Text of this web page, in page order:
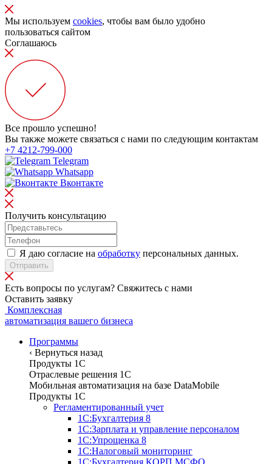
Мы используем cookies, чтобы вам было удобно
пользоваться сайтом
Соглашаюсь
Все прошло успешно!
Вы также можете связаться с нами по следующим контактам
+7 4212-799-000
Telegram
Whatsapp
Вконтакте
Получить консультацию
Я даю согласие на обработку персональных данных.
Отправить
Есть вопросы по услугам? Свяжитесь с нами
Оставить заявку
Комплексная
автоматизация вашего бизнеса
Программы
‹ Вернуться назад
Продукты 1С
Отраслевые решения 1C
Мобильная автоматизация на базе DataMobile
Продукты 1С
Регламентированный учет
1С:Бухгалтерия 8
1С:Зарплата и управление персоналом
1С:Упрощенка 8
1С:Налоговый мониторинг
1С:Бухгалтерия КОРП МСФО